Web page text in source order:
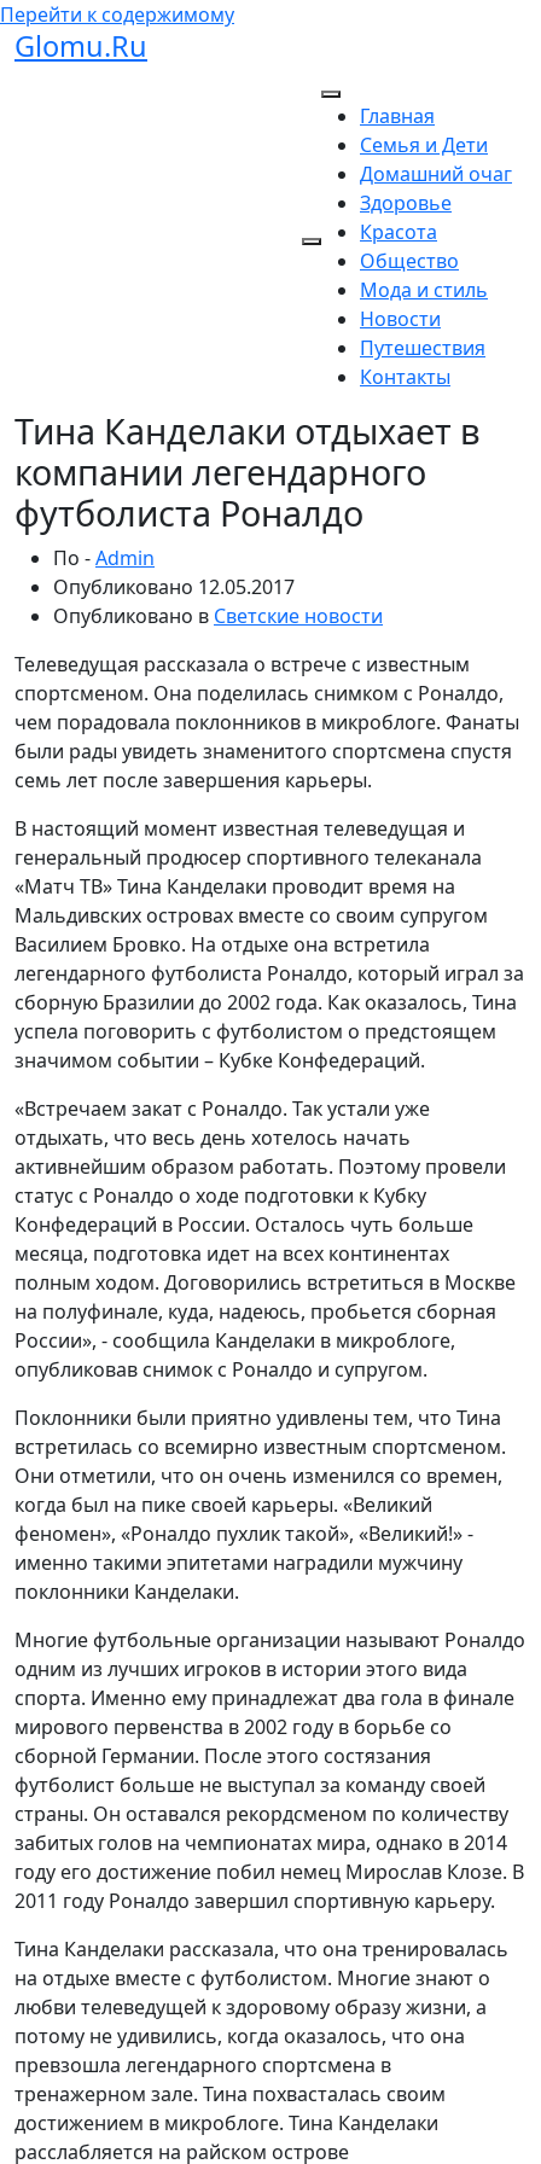
Перейти к содержимому
Glomu.Ru
Главная
Семья и Дети
Домашний очаг
Здоровье
Красота
Общество
Мода и стиль
Новости
Путешествия
Контакты
Тина Канделаки отдыхает в
компании легендарного
футболиста Роналдо
По -Admin
Опубликовано 12.05.2017
Опубликовано в Светские новости
Телеведущая рассказала о встрече с известным
спортсменом. Она поделилась снимком с Роналдо,
чем порадовала поклонников в микроблоге. Фанаты
были рады увидеть знаменитого спортсмена спустя
семь лет после завершения карьеры.
В настоящий момент известная телеведущая и
генеральный продюсер спортивного телеканала
«Матч ТВ» Тина Канделаки проводит время на
Мальдивских островах вместе со своим супругом
Василием Бровко. На отдыхе она встретила
легендарного футболиста Роналдо, который играл за
сборную Бразилии до 2002 года. Как оказалось, Тина
успела поговорить с футболистом о предстоящем
значимом событии – Кубке Конфедераций.
«Встречаем закат с Роналдо. Так устали уже
отдыхать, что весь день хотелось начать
активнейшим образом работать. Поэтому провели
статус с Роналдо о ходе подготовки к Кубку
Конфедераций в России. Осталось чуть больше
месяца, подготовка идет на всех континентах
полным ходом. Договорились встретиться в Москве
на полуфинале, куда, надеюсь, пробьется сборная
России», - сообщила Канделаки в микроблоге,
опубликовав снимок с Роналдо и супругом.
Поклонники были приятно удивлены тем, что Тина
встретилась со всемирно известным спортсменом.
Они отметили, что он очень изменился со времен,
когда был на пике своей карьеры. «Великий
феномен», «Роналдо пухлик такой», «Великий!» -
именно такими эпитетами наградили мужчину
поклонники Канделаки.
Многие футбольные организации называют Роналдо
одним из лучших игроков в истории этого вида
спорта. Именно ему принадлежат два гола в финале
мирового первенства в 2002 году в борьбе со
сборной Германии. После этого состязания
футболист больше не выступал за команду своей
страны. Он оставался рекордсменом по количеству
забитых голов на чемпионатах мира, однако в 2014
году его достижение побил немец Мирослав Клозе. В
2011 году Роналдо завершил спортивную карьеру.
Тина Канделаки рассказала, что она тренировалась
на отдыхе вместе с футболистом. Многие знают о
любви телеведущей к здоровому образу жизни, а
потому не удивились, когда оказалось, что она
превзошла легендарного спортсмена в
тренажерном зале. Тина похвасталась своим
достижением в микроблоге. Тина Канделаки
расслабляется на райском острове